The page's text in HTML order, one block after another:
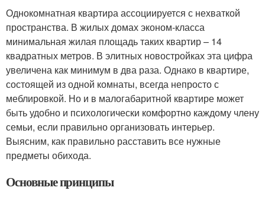
Однокомнатная квартира ассоциируется с нехваткой
пространства. В жилых домах эконом-класса
минимальная жилая площадь таких квартир – 14
квадратных метров. В элитных новостройках эта цифра
увеличена как минимум в два раза. Однако в квартире,
состоящей из одной комнаты, всегда непросто с
меблировкой. Но и в малогабаритной квартире может
быть удобно и психологически комфортно каждому члену
семьи, если правильно организовать интерьер.
Выясним, как правильно расставить все нужные
предметы обихода.
Основные принципы